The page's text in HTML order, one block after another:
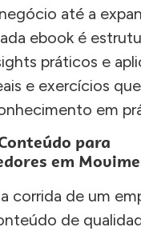
até a
ebook é
práticos e
e exercícios
em
para
em
corrida de um
de